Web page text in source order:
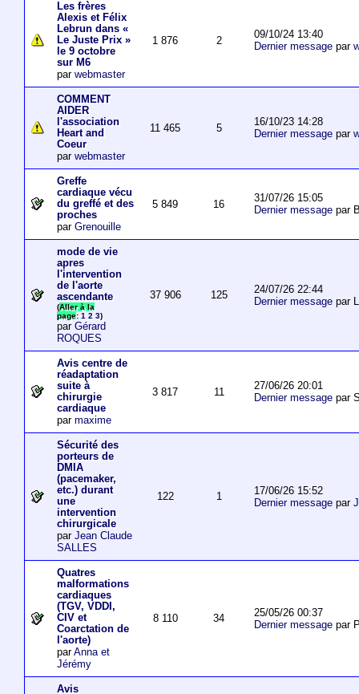
Les frères
Alexis et Félix
Lebrun dans «
Le Juste Prix »
le 9 octobre
sur M6
par webmaster
1 876 2
09/10/24 13:40
Dernier messagepar
COMMENT
AIDER
l'association
Heart and
Coeur
par webmaster
11 465 5
16/10/23 14:28
Dernier messagepar
Greffe
cardiaque vécu
du greffé et des
proches
par Grenouille
5 849 16
31/07/26 15:05
Dernier messagepar
mode de vie
apres
l'intervention
de l'aorte
ascendante
(Aller à la
page: 1 2 3)
par Gérard
ROQUES
37 906 125
24/07/26 22:44
Dernier messagepar
Avis centre de
réadaptation
suite à
chirurgie
cardiaque
par maxime
3 817 11
27/06/26 20:01
Dernier messagepar
Sécurité des
porteurs de
DMIA
(pacemaker,
etc.) durant
une
intervention
chirurgicale
par Jean Claude
SALLES
122 1
17/06/26 15:52
Dernier messagepar
Quatres
malformations
cardiaques
(TGV, VDDI,
CIV et
Coarctation de
l'aorte)
parAnna et
Jérémy
8 110 34
25/05/26 00:37
Dernier messagepar
Avis